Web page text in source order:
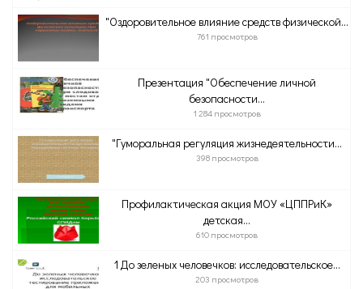
"Оздоровительное влияние средств физической...
761 просмотров
Презентация "Обеспечение личной
безопасности...
1 284 просмотров
"Гуморальная регуляция жизнедеятельности...
398 просмотров
Профилактическая акция МОУ «ЦППРиК»
детская...
610 просмотров
1 До зеленых человечков: исследовательское...
203 просмотров